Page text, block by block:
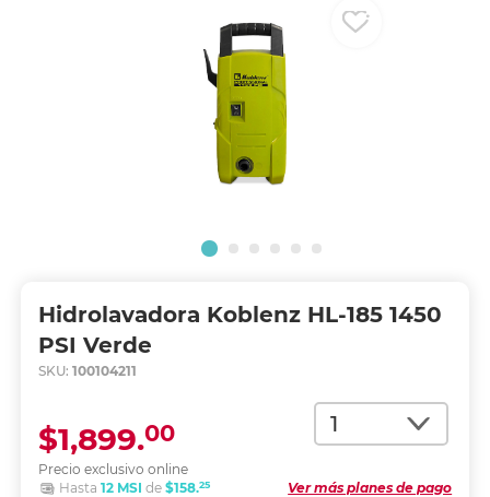
Hidrolavadora Koblenz HL-185 1450
PSI Verde
SKU: 100104211
Cantidad
Precio exclusivo online
$1,899.00
Ver más planes de pago
Hasta 12 MSI de $158.25